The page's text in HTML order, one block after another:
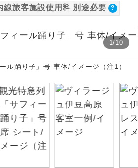
線旅客施設使用料 別途必要
1/10
ル踊り子」号 車体/イメージ（注1）
然遺産を訪ねるコースです。
絶景スポットに立ち寄るコースです。
温泉地にも宿泊するコースです。
す。
ご宿泊ホテルに大浴場が付いています。
全てのお食事が付いていますので、お食
事の心配はいりません。（機内食を除
く）